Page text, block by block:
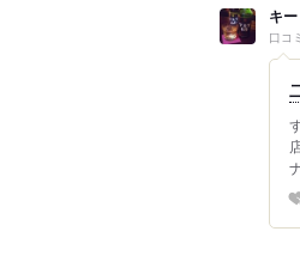
キー
口コ